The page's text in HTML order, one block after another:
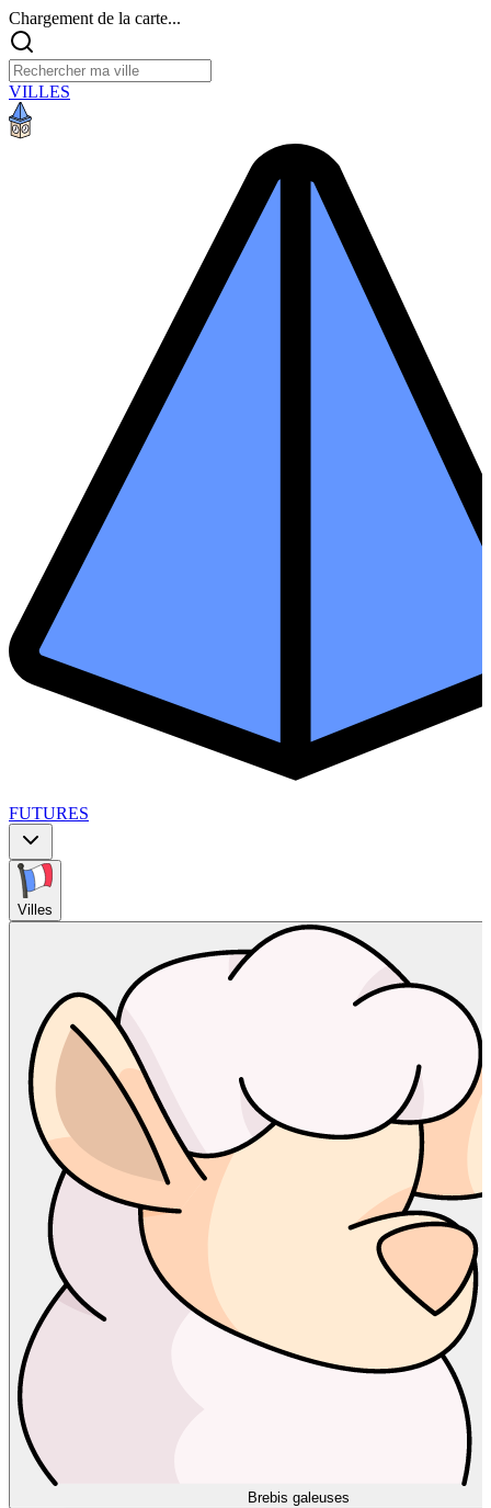
Chargement de la carte...
VILLES
FUTURES
Villes
Brebis galeuses